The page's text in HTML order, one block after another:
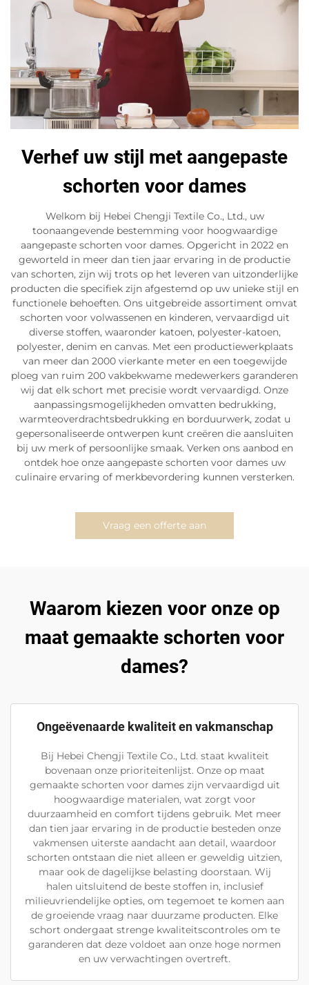
Verhef uw stijl met aangepaste
schorten voor dames
Welkom bij Hebei Chengji Textile Co., Ltd., uw
toonaangevende bestemming voor hoogwaardige
aangepaste schorten voor dames. Opgericht in 2022 en
geworteld in meer dan tien jaar ervaring in de productie
van schorten, zijn wij trots op het leveren van uitzonderlijke
producten die specifiek zijn afgestemd op uw unieke stijl en
functionele behoeften. Ons uitgebreide assortiment omvat
schorten voor volwassenen en kinderen, vervaardigd uit
diverse stoffen, waaronder katoen, polyester-katoen,
polyester, denim en canvas. Met een productiewerkplaats
van meer dan 2000 vierkante meter en een toegewijde
ploeg van ruim 200 vakbekwame medewerkers garanderen
wij dat elk schort met precisie wordt vervaardigd. Onze
aanpassingsmogelijkheden omvatten bedrukking,
warmteoverdrachtsbedrukking en borduurwerk, zodat u
gepersonaliseerde ontwerpen kunt creëren die aansluiten
bij uw merk of persoonlijke smaak. Verken ons aanbod en
ontdek hoe onze aangepaste schorten voor dames uw
culinaire ervaring of merkbevordering kunnen versterken.
Vraag een offerte aan
Waarom kiezen voor onze op
maat gemaakte schorten voor
dames?
Ongeëvenaarde kwaliteit en vakmanschap
Bij Hebei Chengji Textile Co., Ltd. staat kwaliteit
bovenaan onze prioriteitenlijst. Onze op maat
gemaakte schorten voor dames zijn vervaardigd uit
hoogwaardige materialen, wat zorgt voor
duurzaamheid en comfort tijdens gebruik. Met meer
dan tien jaar ervaring in de productie besteden onze
vakmensen uiterste aandacht aan detail, waardoor
schorten ontstaan die niet alleen er geweldig uitzien,
maar ook de dagelijkse belasting doorstaan. Wij
halen uitsluitend de beste stoffen in, inclusief
milieuvriendelijke opties, om tegemoet te komen aan
de groeiende vraag naar duurzame producten. Elke
schort ondergaat strenge kwaliteitscontroles om te
garanderen dat deze voldoet aan onze hoge normen
en uw verwachtingen overtreft.